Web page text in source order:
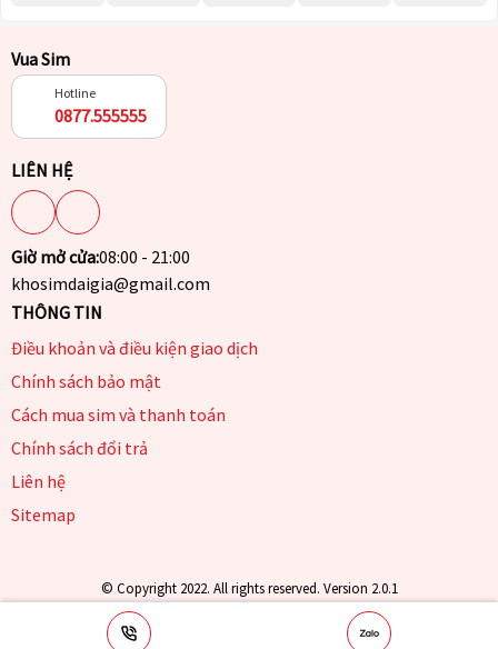
Vua Sim
Hotline
0877.555555
LIÊN HỆ
Giờ mở cửa:08:00 - 21:00
khosimdaigia@gmail.com
THÔNG TIN
Điều khoản và điều kiện giao dịch
Chính sách bảo mật
Cách mua sim và thanh toán
Chính sách đổi trả
Liên hệ
Sitemap
© Copyright 2022. All rights reserved. Version 2.0.1